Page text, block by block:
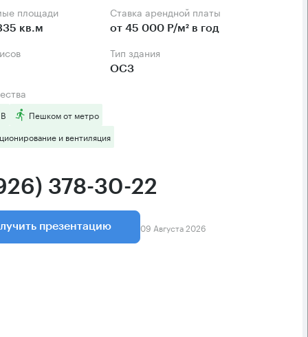
площади
кв.м
Ставка арендной платы
от 45 000 Р/м² в год
Тип здания
ОСЗ
Пешком от метро
и вентиляция
378-30-22
презентацию 09 Августа 2026